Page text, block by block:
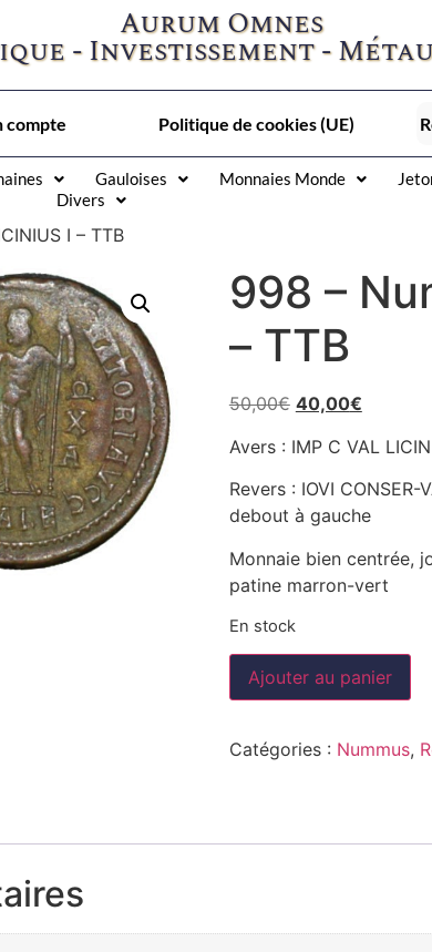
Aurum Omnes
- Investissement -
compte Politique de cookies (UE)
Gauloises Monnaies Monde
Divers
I – TTB
998 –
– TTB
50,00€ 40,00€
Avers : IMP C VAL
Revers : IOVI
debout à gauche
Monnaie bien centrée,
patine marron-vert
En stock
Ajouter au panier
Catégories : Nummus,